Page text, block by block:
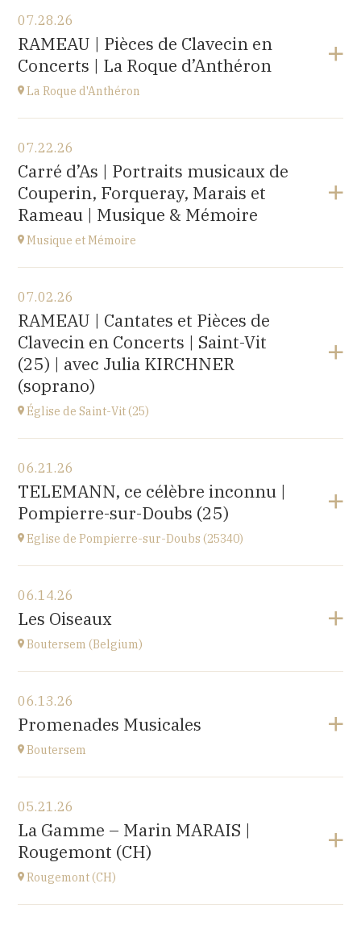
07.28.26
RAMEAU | Pièces de Clavecin en
Concerts | La Roque d’Anthéron
La Roque d'Anthéron
Cloître de l'Abbaye de Silvacane
at18H30
Go to site
07.22.26
Carré d’As | Portraits musicaux de
Couperin, Forqueray, Marais et
Rameau | Musique & Mémoire
Musique et Mémoire
Eglise de Faucogney-et-la-Mer
(70310)
at17H00
07.02.26
RAMEAU | Cantates et Pièces de
Clavecin en Concerts | Saint-Vit
(25) | avec Julia KIRCHNER
(soprano)
Église de Saint-Vit (25)
1 place de la Mairie,
25410 SAINT-VIT
at18H00
Go to site
06.21.26
TELEMANN, ce célèbre inconnu |
Pompierre-sur-Doubs (25)
Eglise de Pompierre-sur-Doubs (25340)
Eglise de Pompierre-sur-Doubs (25340)
3 chemin de l'église
at17H
06.14.26
Les Oiseaux
Boutersem (Belgium)
Sint-Annakerk
Roosbeek
at17H00
06.13.26
Promenades Musicales
Boutersem
Boutersem
promenade dans la ville
at14H
05.21.26
La Gamme – Marin MARAIS |
Rougemont (CH)
Rougemont (CH)